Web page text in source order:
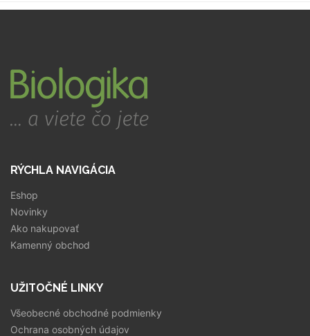
RÝCHLA NAVIGÁCIA
Eshop
Novinky
Ako nakupovať
Kamenný obchod
UŽITOČNÉ LINKY
Všeobecné obchodné podmienky
Ochrana osobných údajov